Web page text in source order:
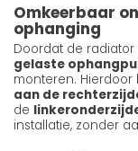
Omkeerbaar
ophanging
Doordat de
gelaste
monteren.
aan de
de
installatie, zonder